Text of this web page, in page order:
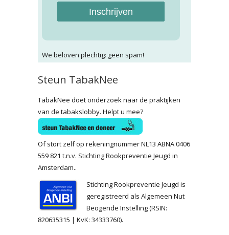
Inschrijven
We beloven plechtig: geen spam!
Steun TabakNee
TabakNee doet onderzoek naar de praktijken
van de tabakslobby. Helpt u mee?
Of stort zelf op rekeningnummer NL13 ABNA 0406
559 821 t.n.v. Stichting Rookpreventie Jeugd in
Amsterdam..
Stichting Rookpreventie Jeugd is
geregistreerd als Algemeen Nut
Beogende Instelling (RSIN:
820635315 | KvK: 34333760).